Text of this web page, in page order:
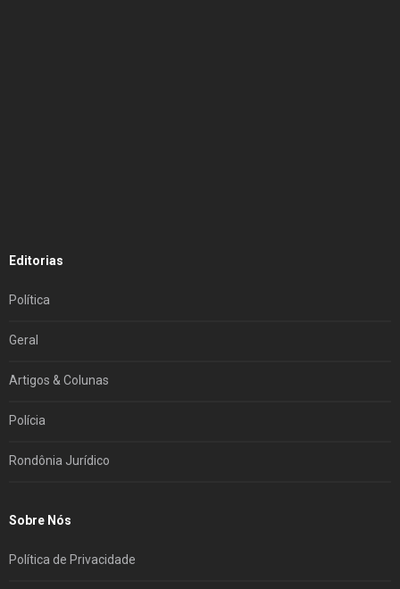
Editorias
Política
Geral
Artigos & Colunas
Polícia
Rondônia Jurídico
Sobre Nós
Política de Privacidade